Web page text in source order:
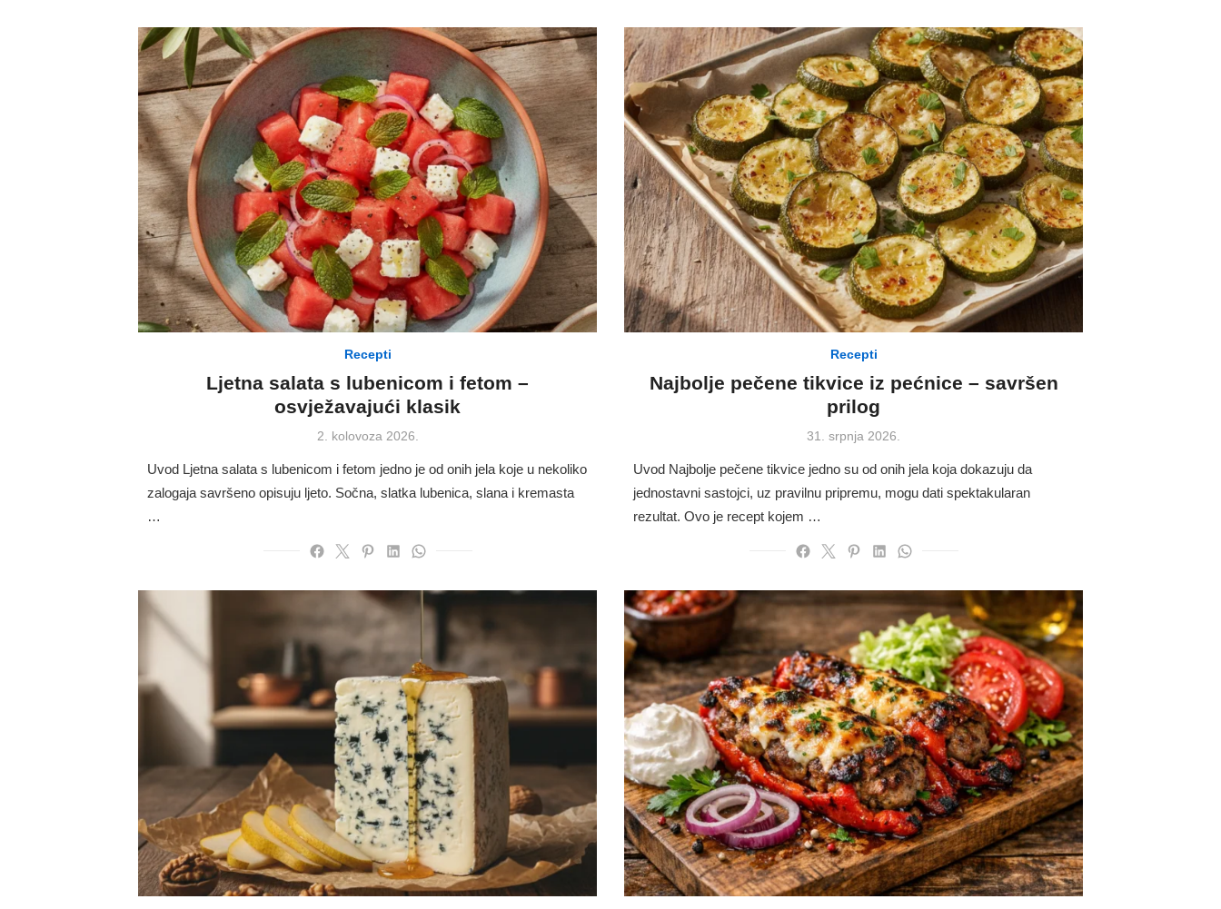
Recepti
Ljetna salata s lubenicom i fetom –
osvježavajući klasik
Posted
2. kolovoza 2026.
Uvod Ljetna salata s lubenicom i fetom jedno je od onih jela koje u nekoliko
zalogaja savršeno opisuju ljeto. Sočna, slatka lubenica, slana i kremasta
…
Recepti
Najbolje pečene tikvice iz pećnice – savršen
prilog
Posted
31. srpnja 2026.
Uvod Najbolje pečene tikvice jedno su od onih jela koja dokazuju da
jednostavni sastojci, uz pravilnu pripremu, mogu dati spektakularan
rezultat. Ovo je recept kojem …